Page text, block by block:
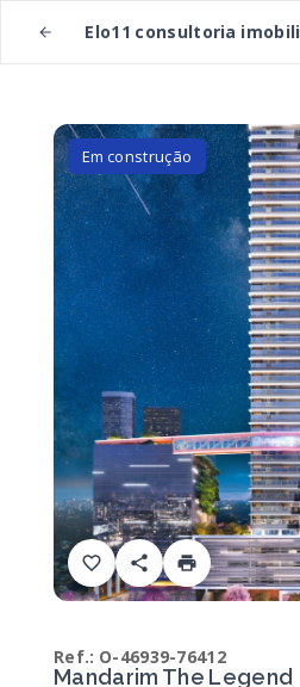
Elo11 consultoria
Em construção
Ref.: O-46939-76412
Mandarim The Legend